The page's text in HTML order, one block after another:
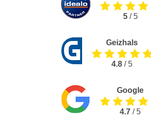
5/ 5
Geizhals
4.8 / 5
Google
4.7 / 5